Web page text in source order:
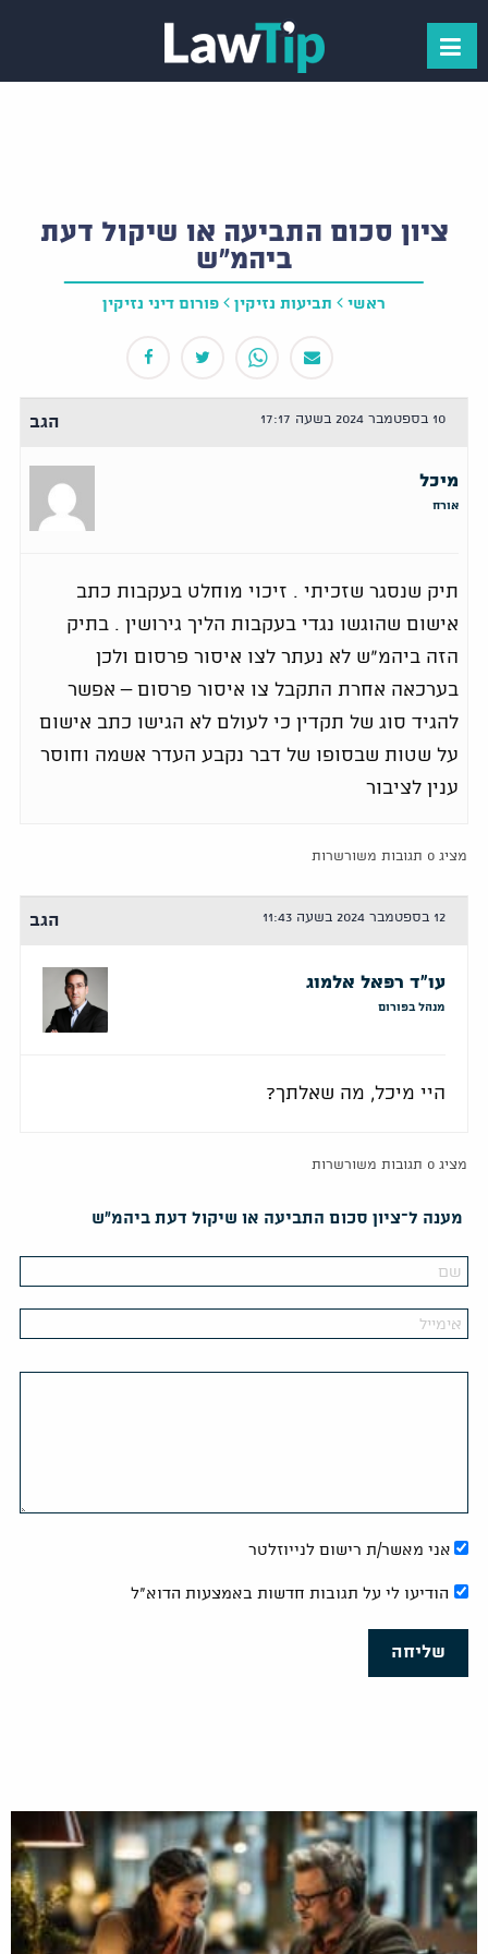
ציון סכום התביעה או שיקול דעת
ביהמ״ש
ראשי תביעות נזיקין פורום דיני נזיקין
10 בספטמבר 2024 בשעה 17:17 הגב
מיכל
אורח
תיק שנסגר שזכיתי . זיכוי מוחלט בעקבות כתב
אישום שהוגשו נגדי בעקבות הליך גירושין . בתיק
הזה ביהמ״ש לא נעתר לצו איסור פרסום ולכן
בערכאה אחרת התקבל צו איסור פרסום – אפשר
להגיד סוג של תקדין כי לעולם לא הגישו כתב אישום
על שטות שבסופו של דבר נקבע העדר אשמה וחוסר
ענין לציבור
מציג 0 תגובות משורשרות
12 בספטמבר 2024 בשעה 11:43 הגב
עו"ד רפאל אלמוג
מנהל בפורום
היי מיכל, מה שאלתך?
מציג 0 תגובות משורשרות
מענה ל־ציון סכום התביעה או שיקול דעת ביהמ״ש
אני מאשר/ת רישום לנייוזלטר
הודיעו לי על תגובות חדשות באמצעות הדוא"ל
שליחה